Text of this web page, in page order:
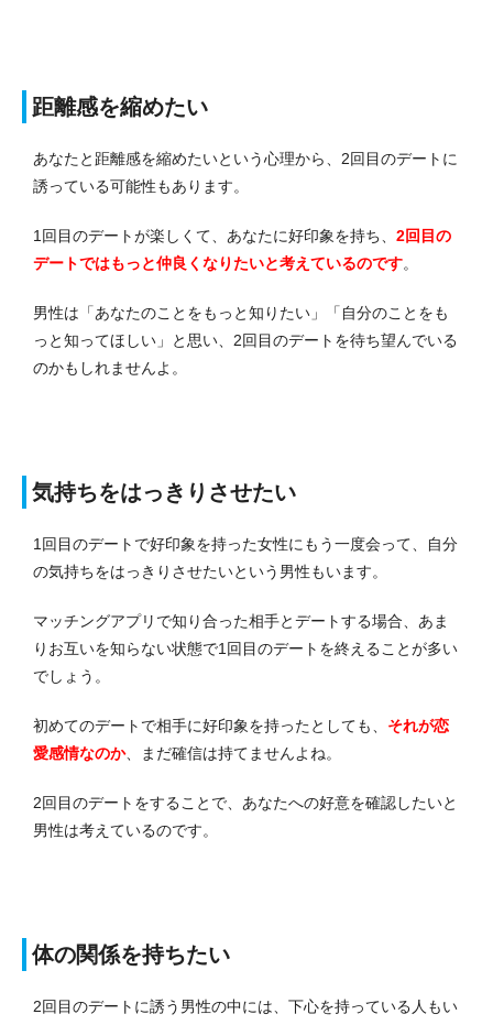
距離感を縮めたい
あなたと距離感を縮めたいという心理から、2回目のデートに
誘っている可能性もあります。
1回目のデートが楽しくて、あなたに好印象を持ち、 2回目の
デートではもっと仲良くなりたいと考えているのです。
男性は「あなたのことをもっと知りたい」「自分のことをも
っと知ってほしい」と思い、2回目のデートを待ち望んでいる
のかもしれませんよ。
気持ちをはっきりさせたい
1回目のデートで好印象を持った女性にもう一度会って、自分
の気持ちをはっきりさせたいという男性もいます。
マッチングアプリで知り合った相手とデートする場合、あま
りお互いを知らない状態で1回目のデートを終えることが多い
でしょう。
初めてのデートで相手に好印象を持ったとしても、 それが恋
愛感情なのか、まだ確信は持てませんよね。
2回目のデートをすることで、あなたへの好意を確認したいと
男性は考えているのです。
体の関係を持ちたい
2回目のデートに誘う男性の中には、下心を持っている人もい